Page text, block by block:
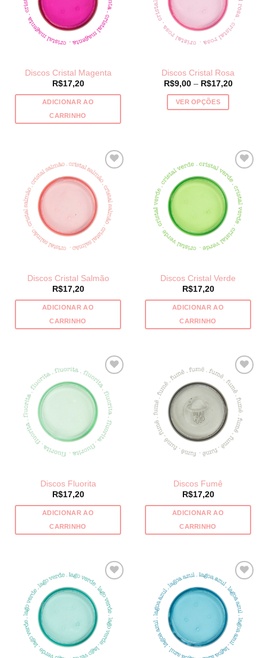
Discos Cristal Magenta
R$17,20
ADICIONAR AO
CARRINHO
Discos Cristal Rosa
R$9,00 – R$17,20Price
VER OPÇÕES
variantes.
As
opções
podem
ser
escolhidas
produto
Discos Cristal Salmão
R$17,20
ADICIONAR AO
CARRINHO
Discos Cristal Verde
R$17,20
ADICIONAR AO
CARRINHO
Discos Fluorita
R$17,20
ADICIONAR AO
CARRINHO
Discos Fumê
R$17,20
ADICIONAR AO
CARRINHO